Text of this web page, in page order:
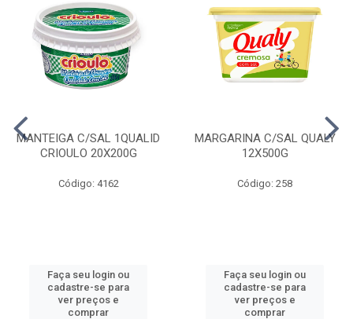
MANTEIGA C/SAL 1QUALID
CRIOULO 20X200G
Código: 4162
Faça seu login ou
cadastre-se para
ver preços e
comprar
MARGARINA C/SAL QUALY
12X500G
Código: 258
Faça seu login ou
cadastre-se para
ver preços e
comprar